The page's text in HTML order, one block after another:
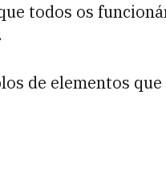
todos os
de elementos